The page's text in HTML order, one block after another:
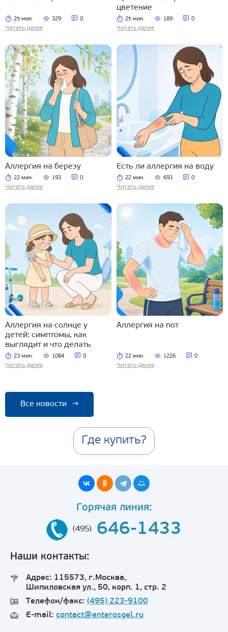
25 мин. 329 0
Читать далее
цветение
25 мин. 189 0
Читать далее
Аллергия на березу
22 мин. 193 0
Читать далее
Есть ли аллергия на воду
22 мин. 693 0
Читать далее
Аллергия на солнце у
детей: симптомы, как
выглядит и что делать
23 мин. 1084 0
Читать далее
Аллергия на пот
22 мин. 1226 0
Читать далее
Все новости →
Где купить?
Горячая линия:
(495) 646-1433
Наши контакты:
Адрес: 115573, г.Москва,
Шипиловская ул., 50, корп. 1, стр. 2
Телефон/факс: (495) 223-9100
E-mail: contact@enterosgel.ru